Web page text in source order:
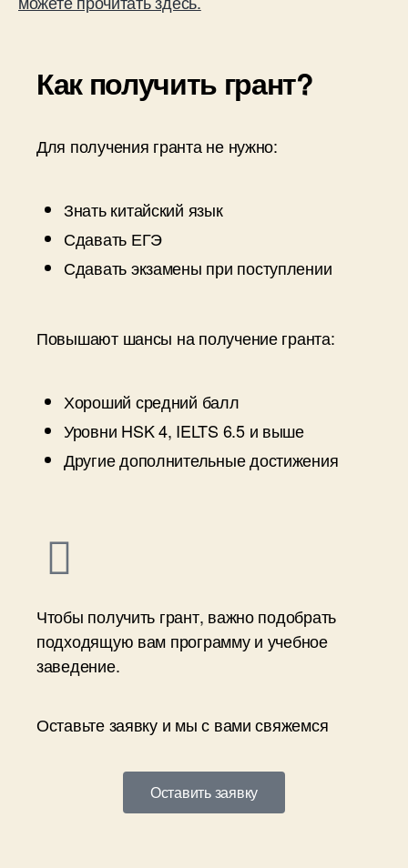
Как получить грант?
Для получения гранта не нужно:
Знать китайский язык
Сдавать ЕГЭ
Сдавать экзамены при поступлении
Повышают шансы на получение гранта:
Хороший средний балл
Уровни HSK 4, IELTS 6.5 и выше
Другие дополнительные достижения
Чтобы получить грант, важно подобрать
подходящую вам программу и учебное
заведение.
Оставьте заявку и мы с вами свяжемся
Оставить заявку